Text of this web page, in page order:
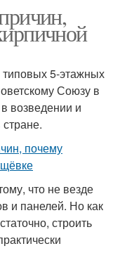
5-этажных
Союзу в
возведении и
что не везде
и панелей. Но как
строить